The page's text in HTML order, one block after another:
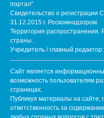
портал"
Свидетельство о
31.12.2015 г. Роскомнадзором.
Территория распространения:
страны.
Учредитель / главный
Сайт является
возможность пользователям
страницах.
Публикуя материалы на сайте,
ответственность за